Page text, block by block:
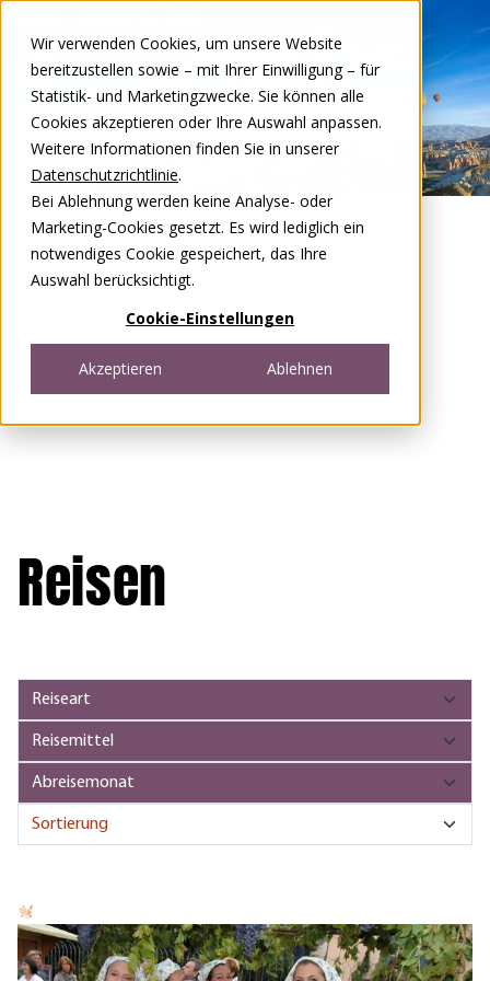
Wir verwenden Cookies, um unsere Website
bereitzustellen sowie – mit Ihrer Einwilligung – für
Statistik- und Marketingzwecke. Sie können alle
Cookies akzeptieren oder Ihre Auswahl anpassen.
Weitere Informationen finden Sie in unserer
Datenschutzrichtlinie.
Bei Ablehnung werden keine Analyse- oder
Marketing-Cookies gesetzt. Es wird lediglich ein
notwendiges Cookie gespeichert, das Ihre
Auswahl berücksichtigt.
Cookie-Einstellungen
Akzeptieren Ablehnen
DEFR
Open menu
Reisen